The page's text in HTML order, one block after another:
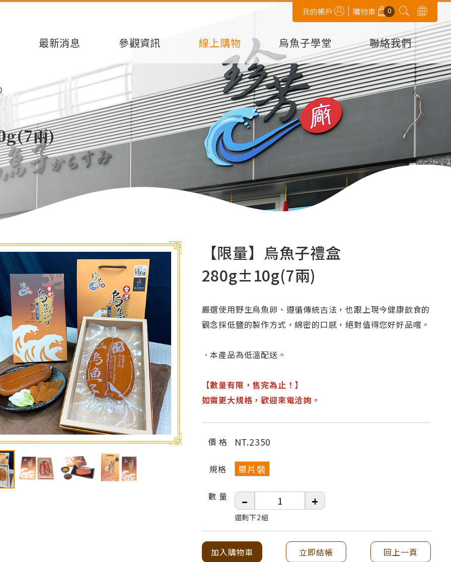
我的帳戶 購物車 0
最新消息 參觀資訊 線上購物 烏魚子學堂 聯絡我們
兩)
【限量】烏魚子禮盒
280g±10g(7兩)
嚴選使用野生烏魚卵、遵循傳統古法，也跟上現今健康飲食的
觀念採低鹽的製作方式，綿密的口感，絕對值得您好好品嚐。
．本產品為低溫配送。
【數量有限，售完為止！】
如需更大規格，歡迎來電洽詢。
價 格 NT.2350
規格 單片裝
數 量 – +
還剩下2組
加入購物車 立即結帳 回上一頁